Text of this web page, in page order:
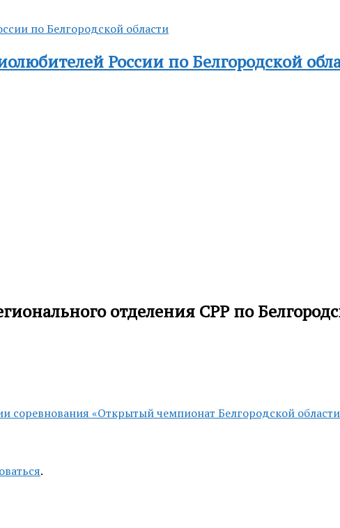
России по Белгородской
отделения СРР по
соревнования «Открытый чемпионат Белгородской
.